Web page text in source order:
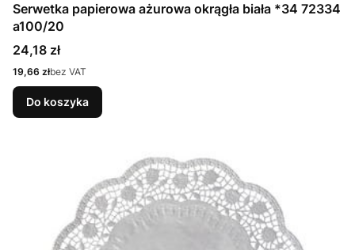
Serwetka papierowa ażurowa okrągła biała *34 72334
a100/20
Cena
24,18 zł
Cena
19,66 złbez VAT
Do koszyka